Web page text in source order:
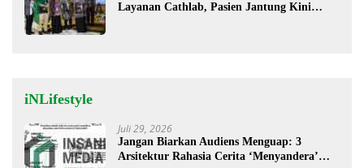
Layanan Cathlab, Pasien Jantung Kini
iNLifestyle
Juli 29, 2026
Jangan Biarkan Audiens Menguap: 3
Arsitektur Rahasia Cerita ‘Menyandera’